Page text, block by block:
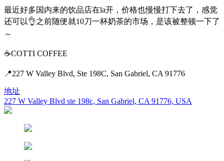
最近好多国内来的饮品店在la开，价格也慢慢打下去了，感觉
还可以👌之前随便就10刀一杯奶茶的市场，是该被整顿一下了
～
☕️COTTI COFFEE
📍227 W Valley Blvd, Ste 198C, San Gabriel, CA 91776
地址
227 W Valley Blvd ste 198c, San Gabriel, CA 91776, USA